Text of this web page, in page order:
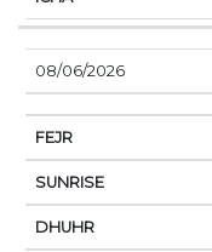
08/06/2026